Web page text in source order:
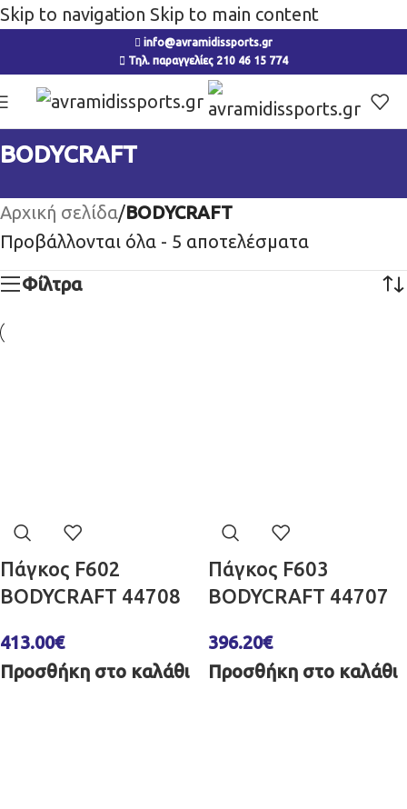
Skip to navigation Skip to main content
info@avramidissports.gr
Τηλ. παραγγελίες 210 46 15 774
BODYCRAFT
Αρχική σελίδα/BODYCRAFT
Προβάλλονται όλα - 5 αποτελέσματα
Φίλτρα
Πάγκος F602
BODYCRAFT 44708
413.00€
Προσθήκη στο καλάθι
Πάγκος F603
BODYCRAFT 44707
396.20€
Προσθήκη στο καλάθι